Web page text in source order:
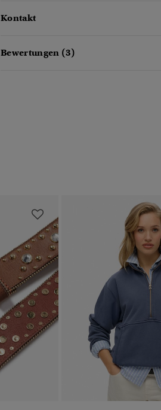
Kontakt
Bewertungen (3)